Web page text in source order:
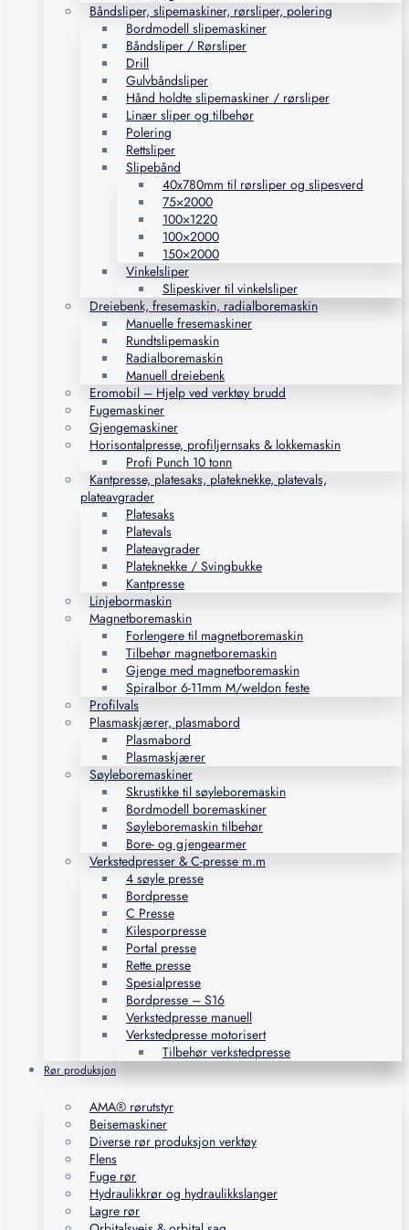
Båndsliper, slipemaskiner, rørsliper, polering
Bordmodell slipemaskiner
Båndsliper / Rørsliper
Drill
Gulvbåndsliper
Hånd holdte slipemaskiner / rørsliper
Linær sliper og tilbehør
Polering
Rettsliper
Slipebånd
40x780mm til rørsliper og slipesverd
75×2000
100×1220
100×2000
150×2000
Vinkelsliper
Slipeskiver til vinkelsliper
Dreiebenk, fresemaskin, radialboremaskin
Manuelle fresemaskiner
Rundtslipemaskin
Radialboremaskin
Manuell dreiebenk
Eromobil – Hjelp ved verktøy brudd
Fugemaskiner
Gjengemaskiner
Horisontalpresse, profiljernsaks & lokkemaskin
Profi Punch 10 tonn
Kantpresse, platesaks, plateknekke, platevals,
plateavgrader
Platesaks
Platevals
Plateavgrader
Plateknekke / Svingbukke
Kantpresse
Linjebormaskin
Magnetboremaskin
Forlengere til magnetboremaskin
Tilbehør magnetboremaskin
Gjenge med magnetboremaskin
Spiralbor 6-11mm M/weldon feste
Profilvals
Plasmaskjærer, plasmabord
Plasmabord
Plasmaskjærer
Søyleboremaskiner
Skrustikke til søyleboremaskin
Bordmodell boremaskiner
Søyleboremaskin tilbehør
Bore- og gjengearmer
Verkstedpresser & C-presse m.m
4 søyle presse
Bordpresse
C Presse
Kilesporpresse
Portal presse
Rette presse
Spesialpresse
Bordpresse – S16
Verkstedpresse manuell
Verkstedpresse motorisert
Tilbehør verkstedpresse
Rør produksjon
AMA® rørutstyr
Beisemaskiner
Diverse rør produksjon verktøy
Flens
Fuge rør
Hydraulikkrør og hydraulikkslanger
Lagre rør